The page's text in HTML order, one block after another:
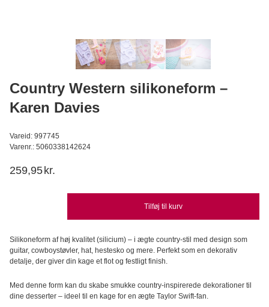
Læg i kurv
Country Western silikoneform –
Karen Davies
Vareid: 997745
Varenr.: 5060338142624
259,95 kr.
Tilføj til kurv
Silikoneform af høj kvalitet (silicium) – i ægte country-stil med design som
guitar, cowboystøvler, hat, hestesko og mere. Perfekt som en dekorativ
detalje, der giver din kage et flot og festligt finish.
Med denne form kan du skabe smukke country-inspirerede dekorationer til
dine desserter – ideel til en kage for en ægte Taylor Swift-fan.